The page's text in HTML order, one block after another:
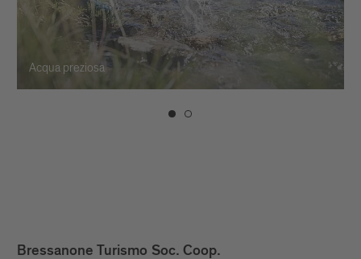
Acqua preziosa
Bressanone Turismo Soc. Coop.